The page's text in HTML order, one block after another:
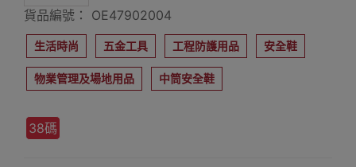
貨品編號： OE47902004
生活時尚 五金工具 工程防護用品 安全鞋
物業管理及場地用品 中筒安全鞋
38碼